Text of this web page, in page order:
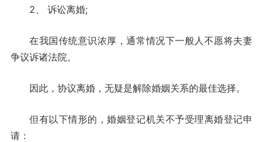
2、 诉讼离婚;
在我国传统意识浓厚，通常情况下一般人不愿将夫妻
争议诉诸法院。
因此，协议离婚，无疑是解除婚姻关系的最佳选择。
但有以下情形的，婚姻登记机关不予受理离婚登记申
请：